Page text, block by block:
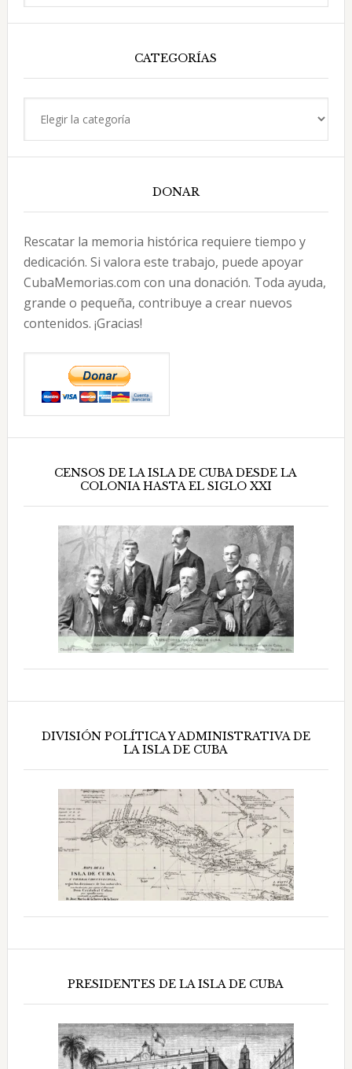
falsificadores
CATEGORÍAS
DONAR
Rescatar la memoria histórica requiere tiempo y
dedicación. Si valora este trabajo, puede apoyar
CubaMemorias.com con una donación. Toda ayuda,
grande o pequeña, contribuye a crear nuevos
contenidos. ¡Gracias!
CENSOS DE LA ISLA DE CUBA DESDE LA
COLONIA HASTA EL SIGLO XXI
DIVISIÓN POLÍTICA Y ADMINISTRATIVA DE
LA ISLA DE CUBA
PRESIDENTES DE LA ISLA DE CUBA